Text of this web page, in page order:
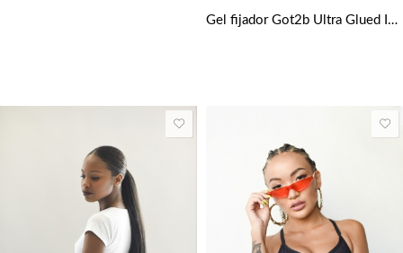
Gel fijador Got2b Ultra Glued Invincible Extreme Hold Hair Styling 150 Ml